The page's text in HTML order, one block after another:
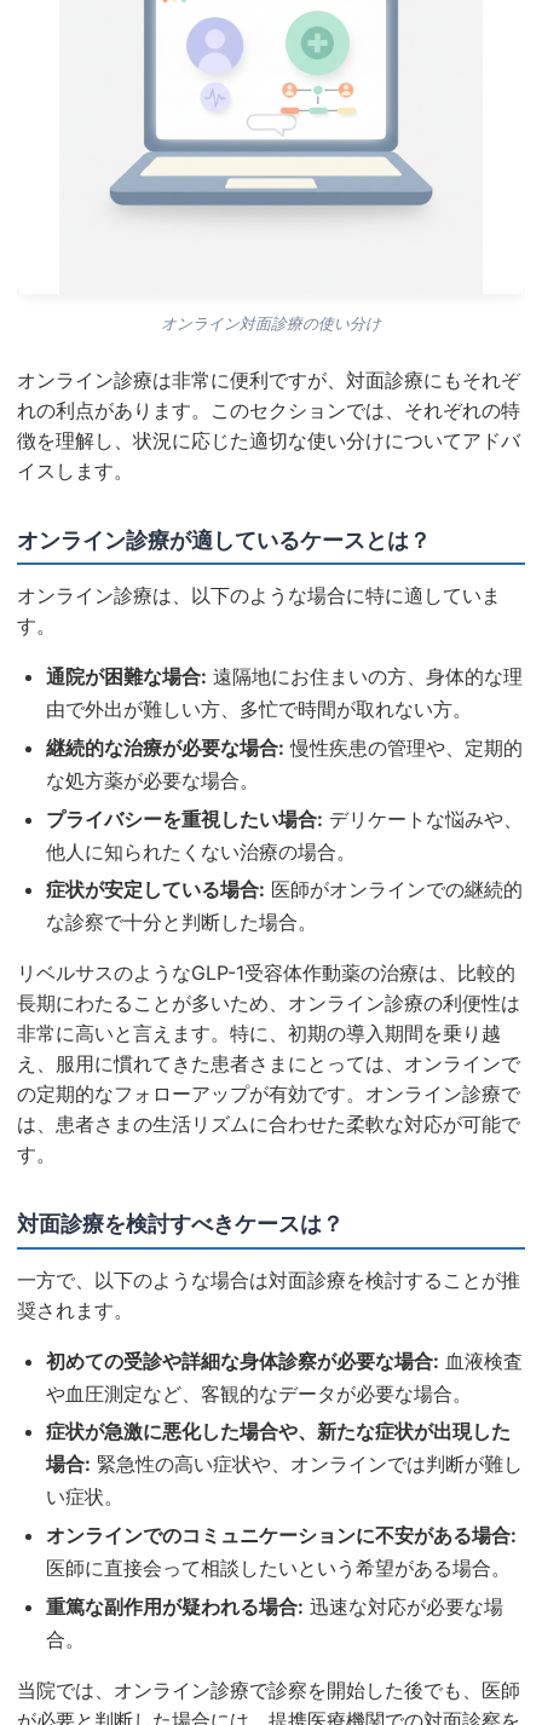
オンライン対面診療の使い分け
オンライン診療は非常に便利ですが、対面診療にもそれぞ
れの利点があります。このセクションでは、それぞれの特
徴を理解し、状況に応じた適切な使い分けについてアドバ
イスします。
オンライン診療が適しているケースとは？
オンライン診療は、以下のような場合に特に適していま
す。
通院が困難な場合: 遠隔地にお住まいの方、身体的な理
由で外出が難しい方、多忙で時間が取れない方。
継続的な治療が必要な場合: 慢性疾患の管理や、定期的
な処方薬が必要な場合。
プライバシーを重視したい場合: デリケートな悩みや、
他人に知られたくない治療の場合。
症状が安定している場合: 医師がオンラインでの継続的
な診察で十分と判断した場合。
リベルサスのようなGLP-1受容体作動薬の治療は、比較的
長期にわたることが多いため、オンライン診療の利便性は
非常に高いと言えます。特に、初期の導入期間を乗り越
え、服用に慣れてきた患者さまにとっては、オンラインで
の定期的なフォローアップが有効です。オンライン診療で
は、患者さまの生活リズムに合わせた柔軟な対応が可能で
す。
対面診療を検討すべきケースは？
一方で、以下のような場合は対面診療を検討することが推
奨されます。
初めての受診や詳細な身体診察が必要な場合: 血液検査
や血圧測定など、客観的なデータが必要な場合。
症状が急激に悪化した場合や、新たな症状が出現した
場合: 緊急性の高い症状や、オンラインでは判断が難し
い症状。
オンラインでのコミュニケーションに不安がある場合:
医師に直接会って相談したいという希望がある場合。
重篤な副作用が疑われる場合: 迅速な対応が必要な場
合。
当院では、オンライン診療で診察を開始した後でも、医師